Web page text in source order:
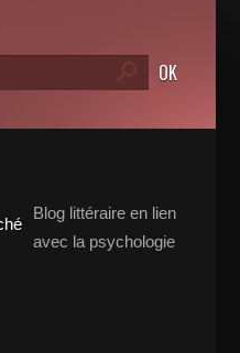
Blog littéraire en lien
avec la psychologie